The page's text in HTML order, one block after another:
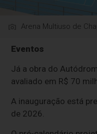
Arena Multiuso de
Eventos
Já a obra do
avaliado em R$ 70
A inauguração está
de 2026.